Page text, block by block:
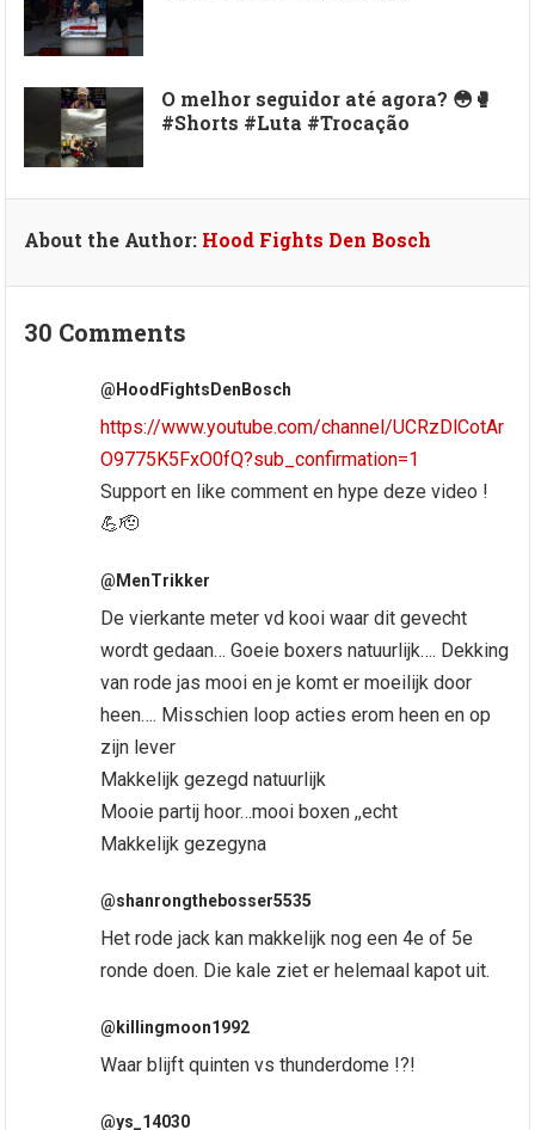
O melhor seguidor até agora? 😳🥊
#Shorts #Luta #Trocação
About the Author: Hood Fights Den Bosch
30 Comments
@HoodFightsDenBosch
https://www.youtube.com/channel/UCRzDlCotAr
O9775K5FxO0fQ?sub_confirmation=1
Support en like comment en hype deze video !
💪🫡
@MenTrikker
De vierkante meter vd kooi waar dit gevecht
wordt gedaan… Goeie boxers natuurlijk…. Dekking
van rode jas mooi en je komt er moeilijk door
heen…. Misschien loop acties erom heen en op
zijn lever
Makkelijk gezegd natuurlijk
Mooie partij hoor…mooi boxen ,,echt
Makkelijk gezegyna
@shanrongthebosser5535
Het rode jack kan makkelijk nog een 4e of 5e
ronde doen. Die kale ziet er helemaal kapot uit.
@killingmoon1992
Waar blijft quinten vs thunderdome !?!
@ys_14030